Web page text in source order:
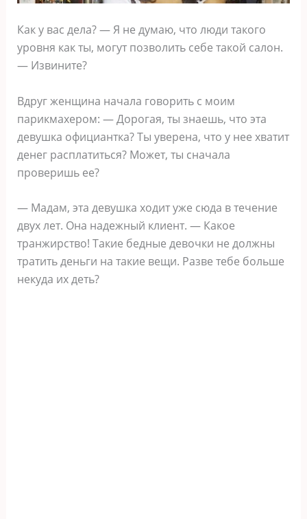
Как у вас дела? — Я не думаю, что люди такого
уровня как ты, могут позволить себе такой салон.
— Извините?
Вдруг женщина начала говорить с моим
парикмахером: — Дорогая, ты знаешь, что эта
девушка официантка? Ты уверена, что у нее хватит
денег расплатиться? Может, ты сначала
проверишь ее?
— Мадам, эта девушка ходит уже сюда в течение
двух лет. Она надежный клиент. — Какое
транжирство! Такие бедные девочки не должны
тратить деньги на такие вещи. Разве тебе больше
некуда их деть?